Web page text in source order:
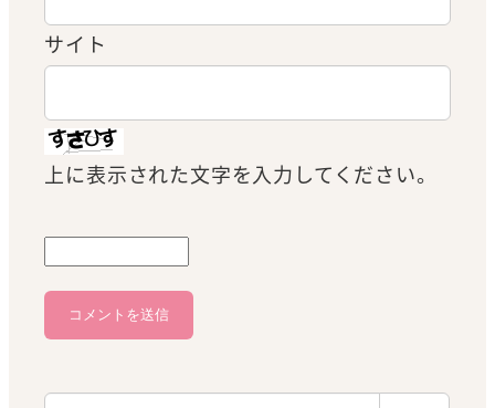
サイト
上に表示された文字を入力してください。